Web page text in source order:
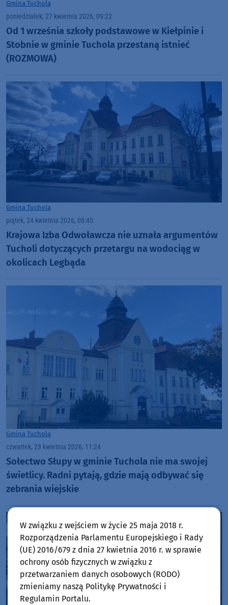
Gmina Tuchola
poniedziałek, 27 kwietnia 2026, 09:22
Od 1 września szkoły podstawowe w Kiełpinie i
Stobnie w gminie Tuchola przestaną istnieć
(ROZMOWA)
Gmina Tuchola
piątek, 24 kwietnia 2026, 08:45
Krajowa Izba Odwoławcza nie uznała argumentów
Tucholi dotyczących przetargu na wodociąg w
okolicach Legbąda
Gmina Tuchola
czwartek, 23 kwietnia 2026, 11:24
Sołectwo Słupy w gminie Tuchola nie ma swojej
świetlicy. Radni pytają, gdzie mają odbywać się
zebrania wiejskie
W związku z wejściem w życie 25 maja 2018 r.
Rozporządzenia Parlamentu Europejskiego i Rady
(UE) 2016/679 z dnia 27 kwietnia 2016 r. w sprawie
ochrony osób fizycznych w związku z
przetwarzaniem danych osobowych (RODO)
zmieniamy naszą Politykę Prywatności i
Regulamin Portalu.